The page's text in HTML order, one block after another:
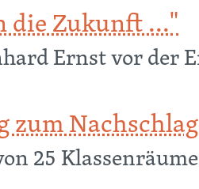
die Zukunft ..."
Ernst vor der
zum
25